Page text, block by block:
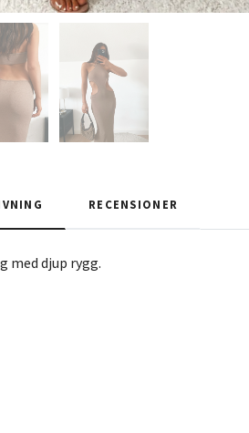
RECENSIONER
med djup rygg.